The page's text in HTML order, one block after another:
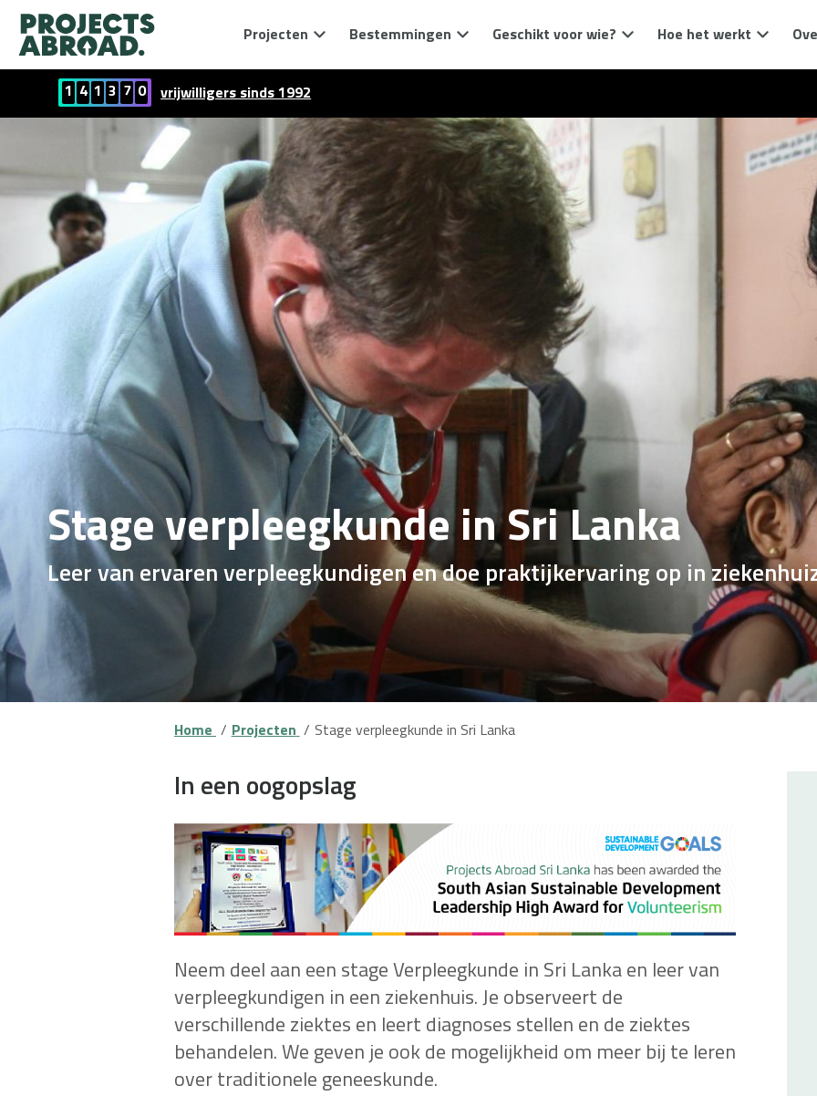
Projecten Bestemmingen Geschikt voor wie? Hoe het werkt
1 4 1 3 7 0 vrijwilligers sinds 1992
Stage verpleegkunde in Sri Lanka
Leer van ervaren verpleegkundigen en doe praktijkervaring op in
Home Projecten Stage verpleegkunde in Sri Lanka
In een oogopslag
Neem deel aan een stage Verpleegkunde in Sri Lanka en leer van
verpleegkundigen in een ziekenhuis. Je observeert de
verschillende ziektes en leert diagnoses stellen en de ziektes
behandelen. We geven je ook de mogelijkheid om meer bij te leren
over traditionele geneeskunde.